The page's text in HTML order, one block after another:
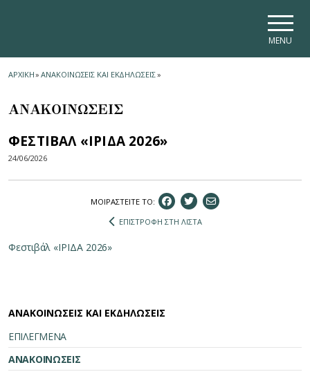
MENU
ΑΡΧΙΚΗ» ΑΝΑΚΟΙΝΩΣΕΙΣ ΚΑΙ ΕΚΔΗΛΩΣΕΙΣ»
ΑΝΑΚΟΙΝΩΣΕΙΣ
ΦΕΣΤΙΒΑΛ «ΙΡΙΔΑ 2026»
24/06/2026
ΜΟΙΡΑΣΤEIΤΕ ΤΟ:
ΕΠΙΣΤΡΟΦΗ ΣΤΗ ΛΙΣΤΑ
Φεστιβάλ «ΙΡΙΔΑ 2026»
ΑΝΑΚΟΙΝΩΣΕΙΣ ΚΑΙ ΕΚΔΗΛΩΣΕΙΣ
ΕΠΙΛΕΓΜΕΝΑ
ΑΝΑΚΟΙΝΩΣΕΙΣ